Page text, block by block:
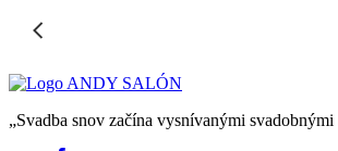
„Svadba snov začína vysnívanými svadobnými